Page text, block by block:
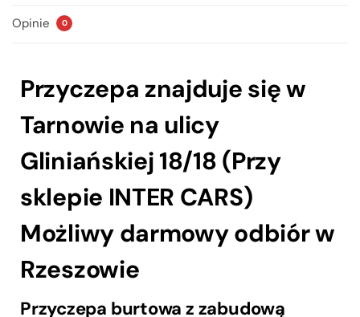
Opinie 0
Przyczepa znajduje się w
Tarnowie na ulicy
Gliniańskiej 18/18 (Przy
sklepie INTER CARS)
Możliwy darmowy odbiór w
Rzeszowie
Przyczepa burtowa z zabudową